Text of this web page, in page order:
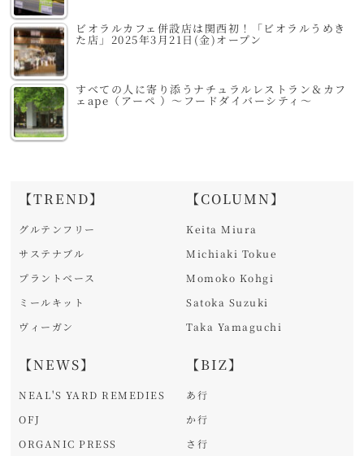
ビオラルカフェ併設店は関西初！「ビオラルうめき
た店」2025年3月21日(金)オープン
すべての人に寄り添うナチュラルレストラン＆カフ
ェape（アーペ ）～フードダイバーシティ～
【TREND】
グルテンフリー
サステナブル
プラントベース
ミールキット
ヴィーガン
【NEWS】
NEAL'S YARD REMEDIES
OFJ
ORGANIC PRESS
【COLUMN】
Keita Miura
Michiaki Tokue
Momoko Kohgi
Satoka Suzuki
Taka Yamaguchi
【BIZ】
あ行
か行
さ行